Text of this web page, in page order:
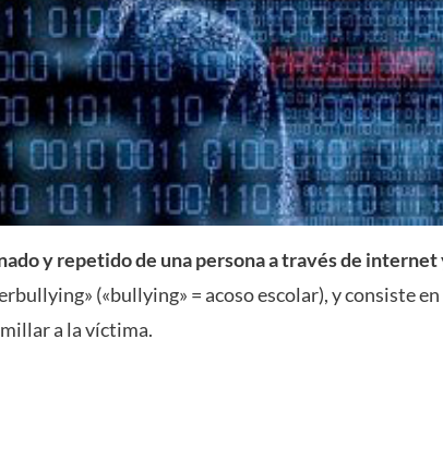
y repetido de una persona a través de internet
(«bullying» = acoso escolar), y consiste en
a la víctima.